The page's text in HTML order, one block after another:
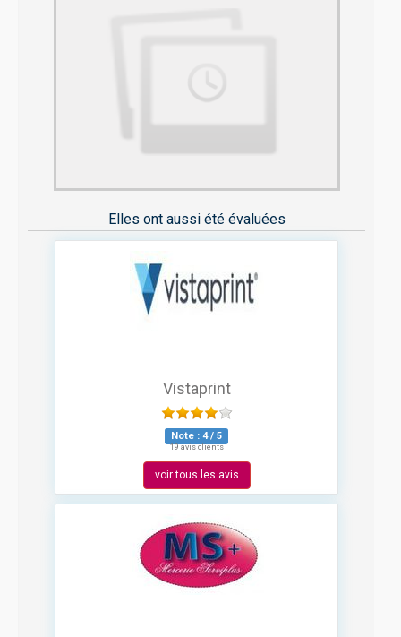
Elles ont aussi été évaluées
Vistaprint
Note : 4/ 5
19 avis clients
voir tous les avis